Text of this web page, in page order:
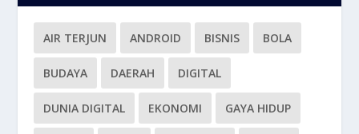
AIR TERJUN ANDROID BISNIS BOLA
BUDAYA DAERAH DIGITAL
DUNIA DIGITAL EKONOMI GAYA HIDUP